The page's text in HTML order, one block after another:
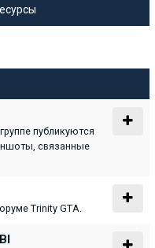
публикуются
связанные
Trinity GTA.